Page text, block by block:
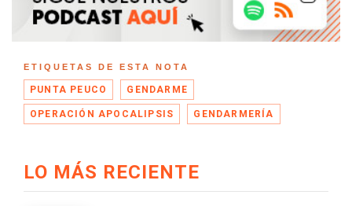
ETIQUETAS DE ESTA NOTA
PUNTA PEUCO GENDARME
OPERACIÓN APOCALIPSIS GENDARMERÍA
LO MÁS RECIENTE